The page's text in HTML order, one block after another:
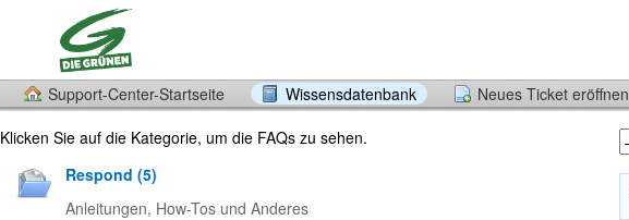
Support-Center-Startseite Wissensdatenbank Neues Ticket eröffnen
Klicken Sie auf die Kategorie, um die FAQs zu sehen.
Respond (5)
Anleitungen, How-Tos und Anderes